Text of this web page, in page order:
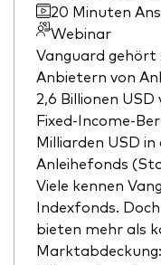
20 Minuten
Webinar
Vanguard
Anbietern von
2,6 Billionen
Fixed-Income-
Milliarden USD
Anleihefonds
Viele kennen
Indexfonds.
bieten mehr als